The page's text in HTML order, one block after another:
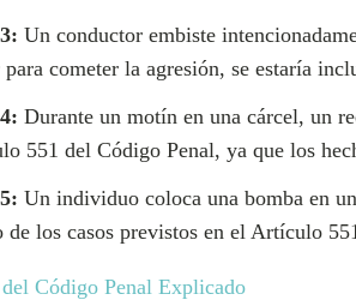
Un conductor embiste
cometer la agresión, se estaría
Durante un motín en una cárcel, un
551 del Código Penal, ya que los
Un individuo coloca una bomba en
de los casos previstos en el Artículo
Código Penal Explicado